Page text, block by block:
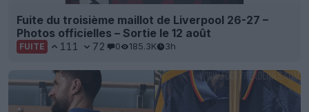
Fuite du troisième maillot de Liverpool 26-27 –
Photos officielles – Sortie le 12 août
FUITE 111 72 0 185.3K 3h